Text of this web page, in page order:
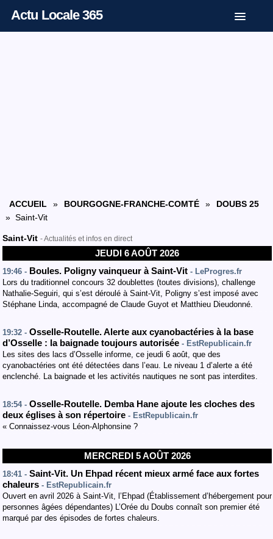
Actu Locale 365
ACCUEIL » BOURGOGNE-FRANCHE-COMTÉ »
DOUBS 25
» Saint-Vit
Saint-Vit - Actualités et infos en direct
JEUDI 6 AOÛT 2026
19:46 - Boules. Poligny vainqueur à Saint-Vit - LeProgres.fr
Lors du traditionnel concours 32 doublettes (toutes divisions), challenge
Nathalie-Seguiri, qui s’est déroulé à Saint-Vit, Poligny s’est imposé avec
Stéphane Linda, accompagné de Claude Guyot et Matthieu Dieudonné.
19:32 - Osselle-Routelle. Alerte aux cyanobactéries à la base
d’Osselle : la baignade toujours autorisée - EstRepublicain.fr
Les sites des lacs d’Osselle informe, ce jeudi 6 août, que des
cyanobactéries ont été détectées dans l’eau. Le niveau 1 d’alerte a été
enclenché. La baignade et les activités nautiques ne sont pas interdites.
18:54 - Osselle-Routelle. Demba Hane ajoute les cloches des
deux églises à son répertoire - EstRepublicain.fr
« Connaissez-vous Léon-Alphonsine ?
MERCREDI 5 AOÛT 2026
18:41 - Saint-Vit. Un Ehpad récent mieux armé face aux fortes
chaleurs - EstRepublicain.fr
Ouvert en avril 2026 à Saint-Vit, l’Ehpad (Établissement d’hébergement pour
personnes âgées dépendantes) L’Orée du Doubs connaît son premier été
marqué par des épisodes de fortes chaleurs.